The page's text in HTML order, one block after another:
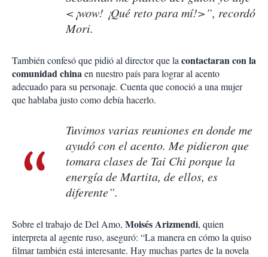
<¡wow! ¡Qué reto para mí!>”, recordó
Mori.
También confesó que pidió al director que lacontactaran con la
comunidad chinaen nuestro país para lograr al acento
adecuado para su personaje. Cuenta que conoció a una mujer
que hablaba justo como debía hacerlo.
Tuvimos varias reuniones en donde me
ayudó con el acento. Me pidieron que
tomara clases de Tai Chi porque la
energía de Martita, de ellos, es
diferente”.
Sobre el trabajo de Del Amo, Moisés Arizmendi, quien
interpreta al agente ruso, aseguró: “La manera en cómo la quiso
filmar también está interesante. Hay muchas partes de la novela